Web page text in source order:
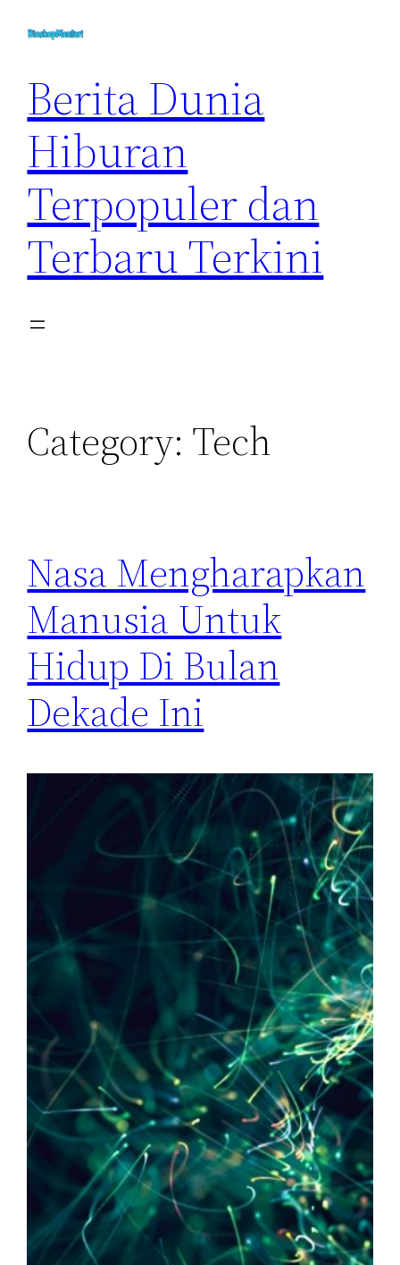
Berita Dunia
Hiburan
Terpopuler dan
Terbaru Terkini
Category: Tech
Nasa Mengharapkan
Manusia Untuk
Hidup Di Bulan
Dekade Ini